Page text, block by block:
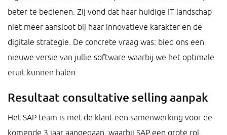
beter te bedienen. Zij vond dat haar huidige IT landschap
niet meer aansloot bij haar innovatieve karakter en de
digitale strategie. De concrete vraag was: bied ons een
nieuwe versie van jullie software waarbij we het optimale
eruit kunnen halen.
Resultaat consultative selling aanpak
Het SAP team is met de klant een samenwerking voor de
komende 3 jaar aangegaan, waarbij SAP een grote rol